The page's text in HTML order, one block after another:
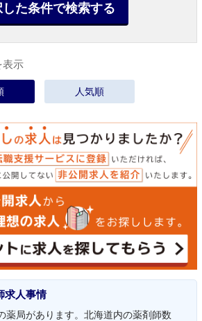
た条件で検索する
表示
人気順
求人事情
薬局があります。北海道内の薬剤師数